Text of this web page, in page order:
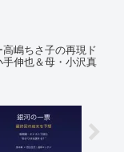
嶋ちさ子の再現ド
伸也＆母・小沢真